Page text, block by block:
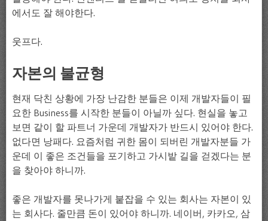
에서도 잘 해야한다.
웃프다.
자본의 불균형
현재 닥친 상황에 가장 난감한 분들은 이제 개발자들이 필
요한 Business를 시작한 분들이 아닐까 싶다. 현실을 놓고
보면 같이 할 파트너 가운데 개발자가 반드시 있어야 한다.
없다면 낭패다. 요즘처럼 귀한 몸이 되버린 개발자분들 가
운데 이 좋은 조건들을 포기하고 가시밭 길을 걷겠다는 분
을 찾아야 하니까.
좋은 개발자를 못나가게 붙잡을 수 있는 회사는 자본이 있
는 회사다. 줄만큼 돈이 있어야 하니까. 네이버, 카카오, 삼